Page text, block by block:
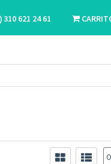
310 621 24 61